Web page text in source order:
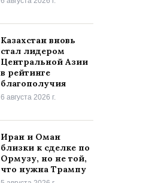
Казахстан вновь
стал лидером
Центральной Азии
в рейтинге
благополучия
6 августа 2026 г.
Иран и Оман
близки к сделке по
Ормузу, но не той,
что нужна Трампу